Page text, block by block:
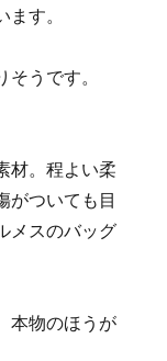
す。
うです。
材。程よい柔
がついても目
メスのバッグ
本物のほうが